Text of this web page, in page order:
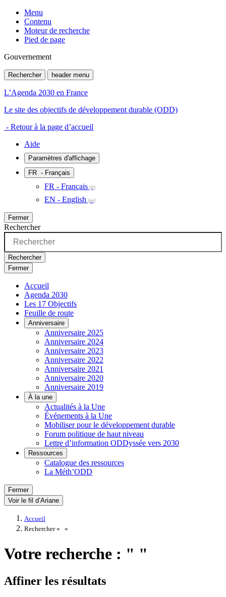
Menu
Contenu
Moteur de recherche
Pied de page
Gouvernement
Rechercher header menu
L’Agenda 2030 en France
Le site des objectifs de développement durable (ODD)
- Retour à la page d’accueil
Aide
Paramètres d'affichage
FR - Français
FR - Français
EN - English
Fermer
Rechercher
Rechercher
Fermer
Accueil
Agenda 2030
Les 17 Objectifs
Feuille de route
Anniversaire
Anniversaire 2025
Anniversaire 2024
Anniversaire 2023
Anniversaire 2022
Anniversaire 2021
Anniversaire 2020
Anniversaire 2019
À la une
Actualités à la Une
Événements à la Une
Mobiliser pour le développement durable
Forum politique de haut niveau
Lettre d’information ODDyssée vers 2030
Ressources
Catalogue des ressources
La Méth’ODD
Fermer
Voir le fil d’Ariane
Accueil
Rechercher «
»
Votre recherche : " "
Affiner les résultats